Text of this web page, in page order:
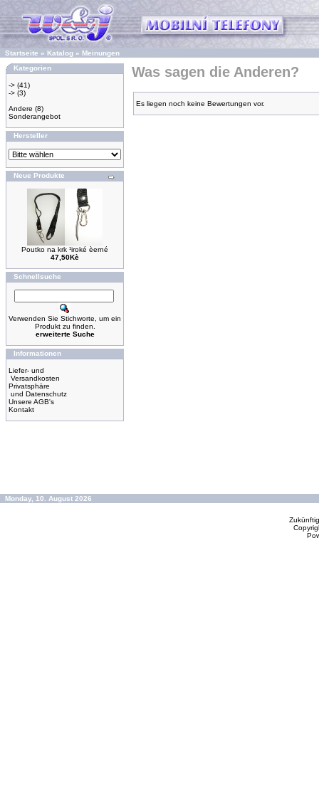
Startseite » Katalog » Meinungen
Kategorien
-> (41)
-> (3)
Andere (8)
Sonderangebot
Hersteller
Neue Produkte
Poutko na krk ¹iroké èerné
47,50Kè
Schnellsuche
Verwenden Sie Stichworte, um ein
Produkt zu finden.
erweiterte Suche
Informationen
Liefer- und
Versandkosten
Privatsphäre
und Datenschutz
Unsere AGB's
Kontakt
Was sagen die Anderen?
Es liegen noch keine Bewertungen vor.
Monday, 10. August 2026